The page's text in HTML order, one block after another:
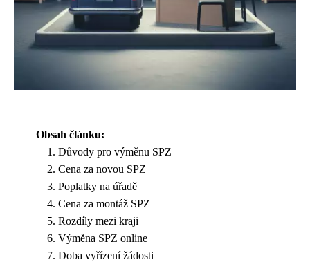
Obsah článku:
Důvody pro výměnu SPZ
Cena za novou SPZ
Poplatky na úřadě
Cena za montáž SPZ
Rozdíly mezi kraji
Výměna SPZ online
Doba vyřízení žádosti